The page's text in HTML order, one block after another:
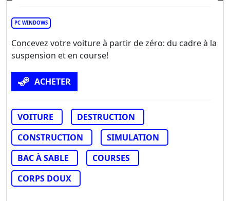
PC WINDOWS
Concevez votre voiture à partir de zéro: du cadre à la
suspension et en course!
ACHETER
VOITURE
DESTRUCTION
CONSTRUCTION
SIMULATION
BAC À SABLE
COURSES
CORPS DOUX